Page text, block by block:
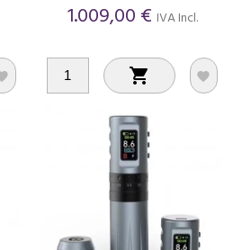
1.009,00 € IVA Incl.
 